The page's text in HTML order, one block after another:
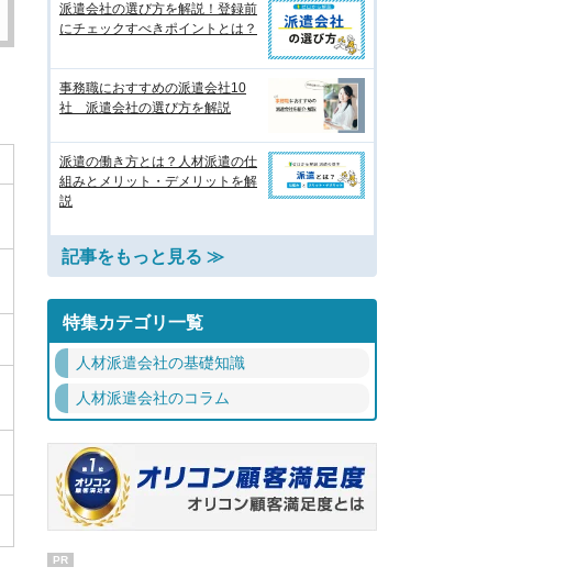
派遣会社の選び方を解説！登録前
にチェックすべきポイントとは？
事務職におすすめの派遣会社10
社 派遣会社の選び方を解説
派遣の働き方とは？人材派遣の仕
組みとメリット・デメリットを解
説
記事をもっと見る ≫
特集カテゴリ一覧
人材派遣会社の基礎知識
人材派遣会社のコラム
PR